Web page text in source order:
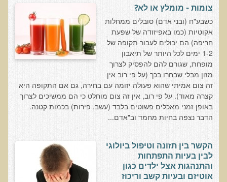
רשימת תוצרת מרוססת
רשימת מאכלים המכילים חומצה אוקסלית
דף כספית
רשימת מאכלים המכילים היסטמין
עשרת המזונות
עדויות מטופלים
תודה לך דוקטור על חוויה נהדרת
אדם ורופא שנותן לי אלטרנטיבה אחרת ממה שהרופאים שפגשתי נתנו
לי
ירדתי ל- 2 מגנזיום גליצינייט ליום ולא לקחתי את הלית'נייז כבר חודש
​תודה לך עדיאל על הפגישה היום. מאד שמחתי על האווירה האופטימית
צומות - מומלץ או לא?
כשבע"ח (ובני אדם) סובלים ממחלות
אקוטיות (כמו באפיזודה של שפעת
חריפה) הם יכולים לעבור תקופה של
1-2 ימים לכל היותר של תיאבון
מופחת, שגורם להם להפסיק לצרוך
מזון מבלי שבחרו בכך (על פי רוב אין
זה צום אמיתי שהוא פעולה יזומה עם בחירה, גם אם התקופה היא
קצרה מאוד). על פי רוב, אין זה צום מוחלט כי הם ממשיכים לצרוך
באופן זמני מאכלים פשוטים בלבד (עשב, פירות) בכמות קטנה.
הדבר נצפה בחיות מחמד וב"אדם...
הקשר בין תזונה וטיפול ביולוגי
לבין בעיות התפתחות
והתנהגות אצל ילדים כגון
אוטיזם ובעיות קשב וריכוז